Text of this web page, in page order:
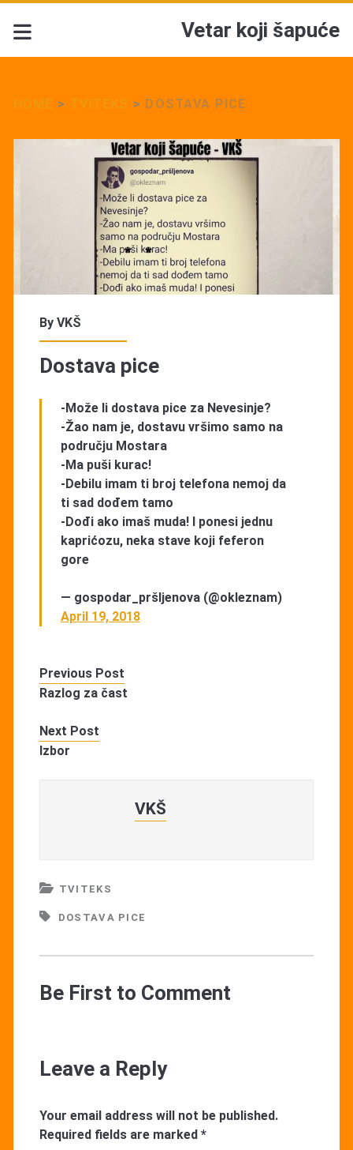
Vetar koji šapuće
> > DOSTAVA PICE
By VKŠ
Dostava pice
-Može li dostava pice za Nevesinje?
-Žao nam je, dostavu vršimo samo na
području Mostara
-Ma puši kurac!
-Debilu imam ti broj telefona nemoj da
ti sad dođem tamo
-Dođi ako imaš muda! I ponesi jednu
kaprićozu, neka stave koji feferon
gore
— gospodar_pršljenova (@okleznam)
April 19, 2018
Previous Post
Razlog za čast
Next Post
Izbor
VKŠ
TVITEKS
DOSTAVA PICE
Be First to Comment
Leave a Reply
Your email address will not be published.
Required fields are marked *